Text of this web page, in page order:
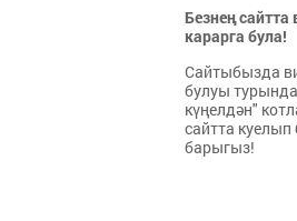
Безнең
карарга була!
Сайтыбызда
булуы
күңелдән"
сайтта куелып
барыгыз!